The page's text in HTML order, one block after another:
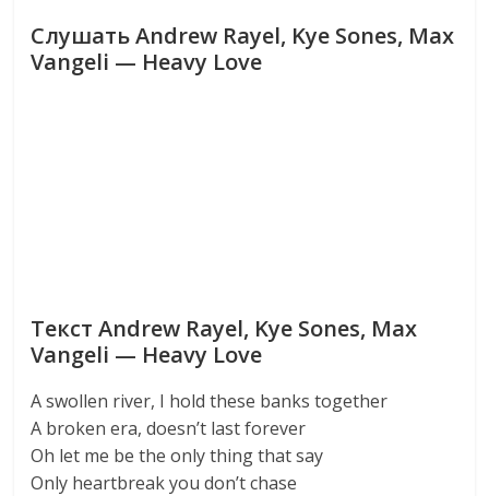
Слушать Andrew Rayel, Kye Sones, Max
Vangeli — Heavy Love
Текст Andrew Rayel, Kye Sones, Max
Vangeli — Heavy Love
A swollen river, I hold these banks together
A broken era, doesn’t last forever
Oh let me be the only thing that say
Only heartbreak you don’t chase